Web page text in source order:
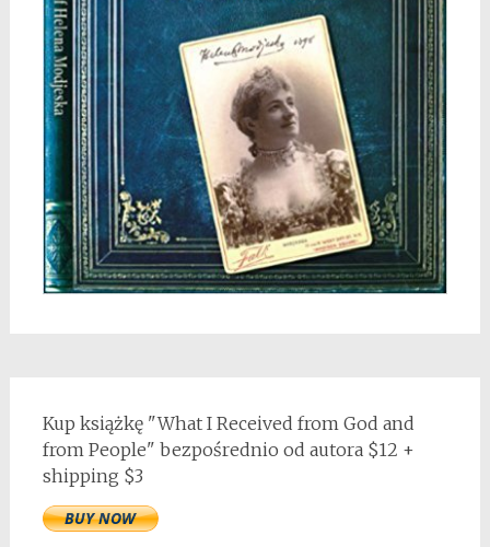
Kup książkę "What I Received from God and
from People" bezpośrednio od autora $12 +
shipping $3